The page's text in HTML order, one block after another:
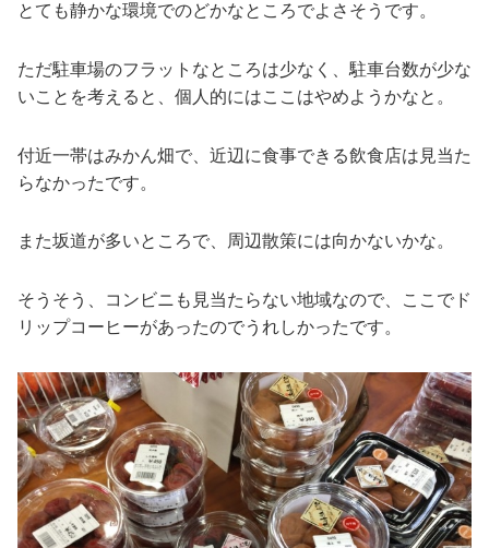
とても静かな環境でのどかなところでよさそうです。
ただ駐車場のフラットなところは少なく、駐車台数が少な
いことを考えると、個人的にはここはやめようかなと。
付近一帯はみかん畑で、近辺に食事できる飲食店は見当た
らなかったです。
また坂道が多いところで、周辺散策には向かないかな。
そうそう、コンビニも見当たらない地域なので、ここでド
リップコーヒーがあったのでうれしかったです。